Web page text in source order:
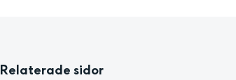
Relaterade sidor